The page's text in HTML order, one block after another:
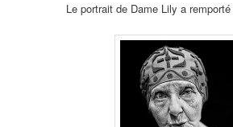
Le portrait de Dame Lily a